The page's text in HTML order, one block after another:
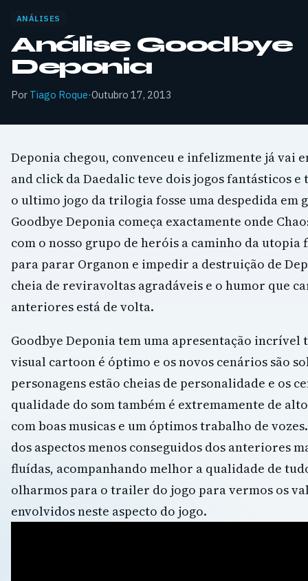
ANÁLISES
Análise Goodbye
Deponia
Por Tiago Roque·Outubro 17, 2013
Deponia chegou, convenceu e infelizmente já vai
and click da Daedalic teve dois jogos fantásticos e
o ultimo jogo da trilogia fosse uma despedida em
Goodbye Deponia começa exactamente onde
com o nosso grupo de heróis a caminho da utopia
para parar Organon e impedir a destruição de
cheia de reviravoltas agradáveis e o humor que
anteriores está de volta.
Goodbye Deponia tem uma apresentação incrível
visual cartoon é óptimo e os novos cenários são
personagens estão cheias de personalidade e os
qualidade do som também é extremamente de
com boas musicas e um óptimos trabalho de
dos aspectos menos conseguidos dos anteriores
fluídas, acompanhando melhor a qualidade de
olharmos para o trailer do jogo para vermos os
envolvidos neste aspecto do jogo.